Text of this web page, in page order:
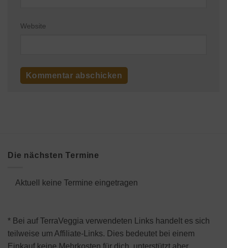
Website
Die nächsten Termine
Aktuell keine Termine eingetragen
* Bei auf TerraVeggia verwendeten Links handelt es sich
teilweise um Affiliate-Links. Dies bedeutet bei einem